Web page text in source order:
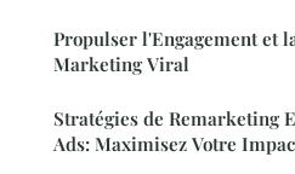
Propulser l'Engagement et
Marketing Viral
Stratégies de Remarketing
Ads: Maximisez Votre